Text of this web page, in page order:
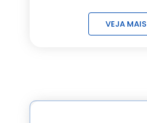
VEJA MAIS